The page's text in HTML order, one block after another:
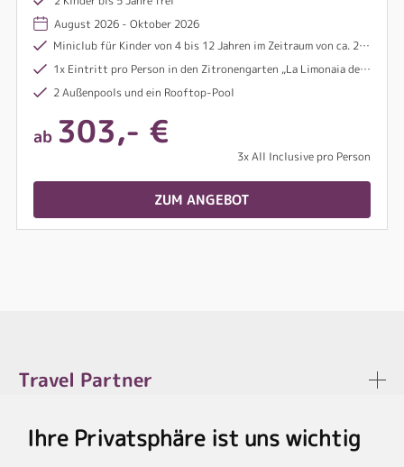
Ihre Privatsphäre ist uns wichtig
italienischer Herzlichkeit – einfach magisch!
August 2026 - Oktober 2026
Miniclub für Kinder von 4 bis 12 Jahren im Zeitraum von ca. 24.05.26 bis 04.09.26
1x Eintritt pro Person in den Zitronengarten „La Limonaia del Castel“ in Limone inklusive (ab 7 Nächten Aufenthalt)
2 Außenpools und ein Rooftop-Pool
ab 303,- €
3x All Inclusive pro Person
ZUM ANGEBOT
Travel Partner
Rechtliches